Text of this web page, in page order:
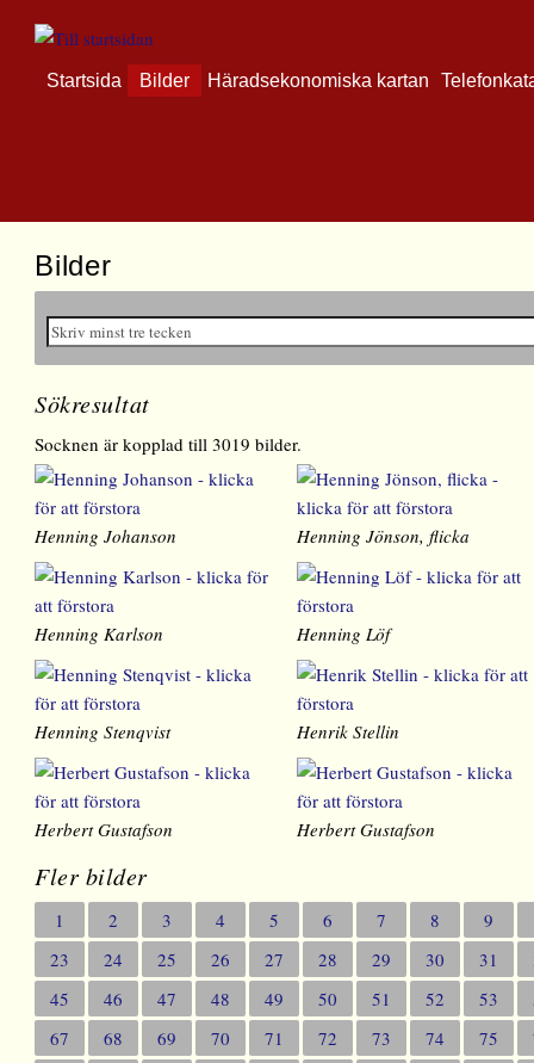
Startsida Bilder Häradsekonomiska kartan
Bilder
Sökresultat
Socknen är kopplad till 3019 bilder.
Henning Johanson Henning Jönson, flicka
Henning Karlson Henning Löf
Henning Stenqvist Henrik Stellin
Herbert Gustafson Herbert Gustafson
Fler bilder
1 2 3 4 5 6 7 8 9
23
24 25 26 27 28 29 30 31
45
46 47 48 49 50 51 52 53
67
68 69 70 71 72 73 74 75